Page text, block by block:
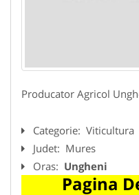
Producator Agricol
Categorie: Viticultura
Judet: Mures
Oras: Ungheni
Pagina